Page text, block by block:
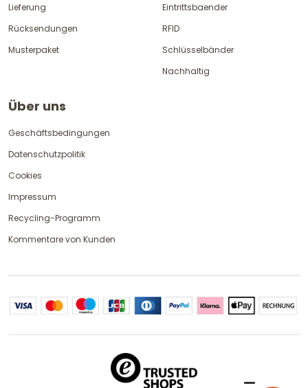
Lieferung
Rücksendungen
Musterpaket
Eintrittsbaender
RFID
Schlüsselbänder
Nachhaltig
Über uns
Geschäftsbedingungen
Datenschutzpolitik
Cookies
Impressum
Recycling-Programm
Kommentare von Kunden